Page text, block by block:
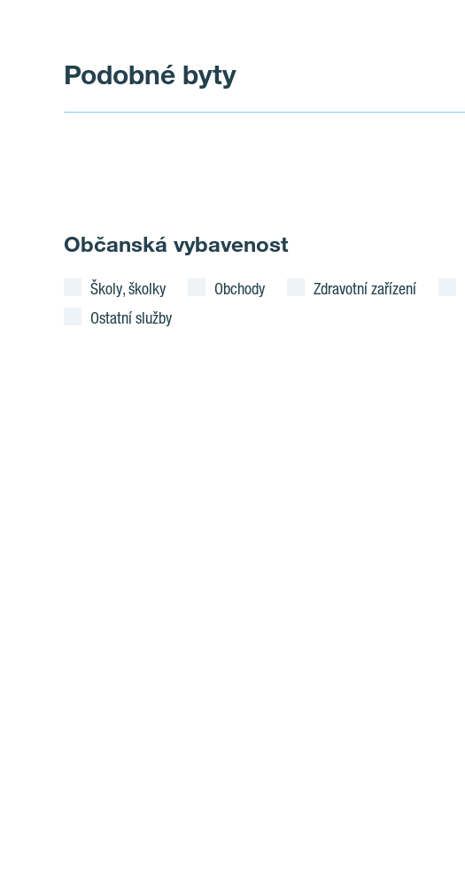
Podobné byty
Občanská vybavenost
Školy, školky Obchody Zdravotní zařízení
Ostatní služby